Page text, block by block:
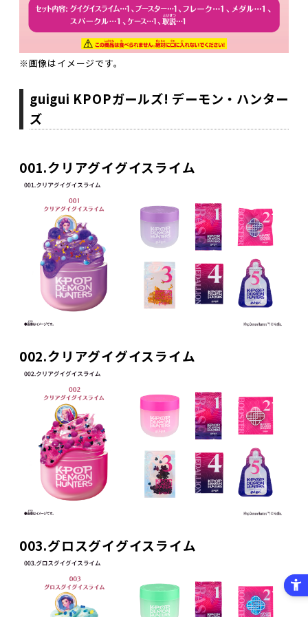
※画像はイメージです。
guigui KPOPガールズ! デーモン・ハンター
ズ
001.クリアグイグイスライム
002.クリアグイグイスライム
003.グロスグイグイスライム